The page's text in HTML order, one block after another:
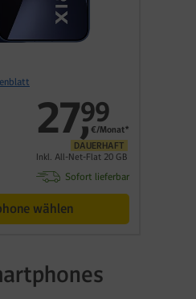
27,
99
€/Monat*
DAUERHAFT
Inkl. All-Net-Flat 20 GB
Sofort lieferbar
wählen